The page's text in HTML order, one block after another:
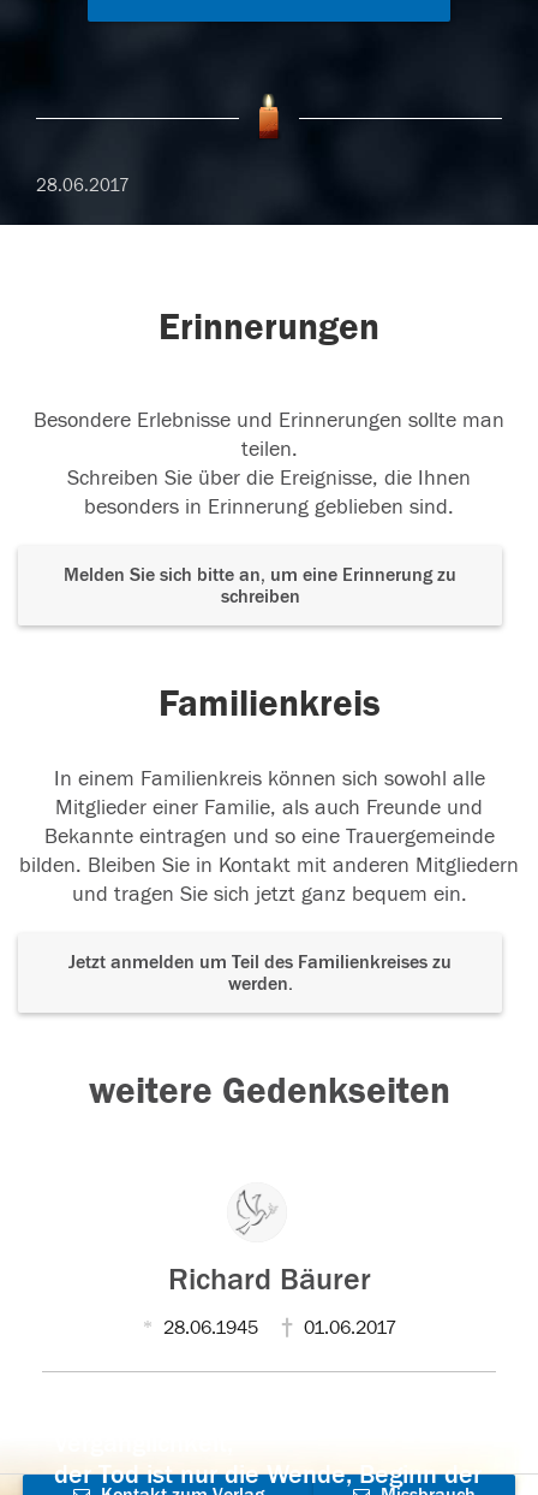
28.06.2017
Erinnerungen
Besondere Erlebnisse und Erinnerungen sollte man
teilen.
Schreiben Sie über die Ereignisse, die Ihnen
besonders in Erinnerung geblieben sind.
Melden Sie sich bitte an, um eine Erinnerung zu
schreiben
Familienkreis
In einem Familienkreis können sich sowohl alle
Mitglieder einer Familie, als auch Freunde und
Bekannte eintragen und so eine Trauergemeinde
bilden. Bleiben Sie in Kontakt mit anderen Mitgliedern
und tragen Sie sich jetzt ganz bequem ein.
Jetzt anmelden um Teil des Familienkreises zu
werden.
weitere Gedenkseiten
Richard Bäurer
28.06.1945 01.06.2017
der Tod ist nur die Wende, Beginn der